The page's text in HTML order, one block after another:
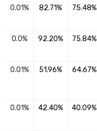
75.48%
82.71%
0.01%
75.84%
92.20%
0.0%
64.67%
51.96%
0.01%
40.09%
42.40%
0.01%